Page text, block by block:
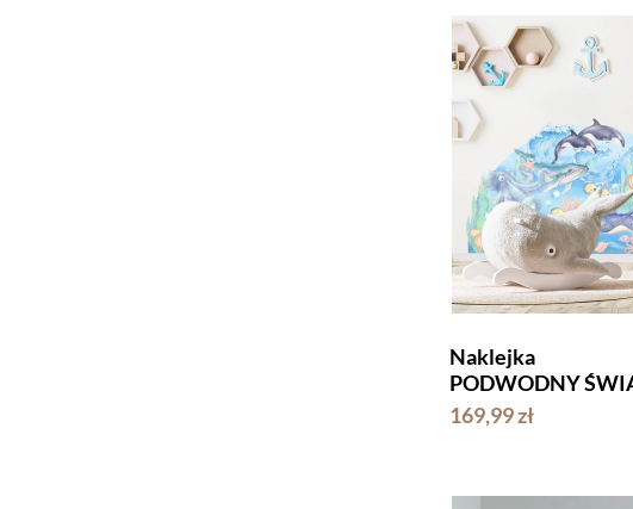
Naklejka
PODWODNY
169,99 zł